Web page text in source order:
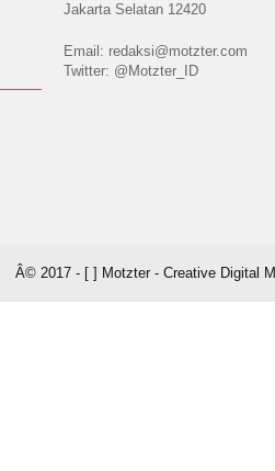
Jakarta Selatan 12420
Email: redaksi@motzter.com
Twitter: @Motzter_ID
Â© 2017 - [ ] Motzter - Creative Digital